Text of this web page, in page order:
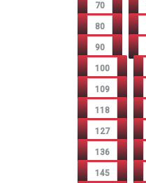
70
80
90
100
109
118
127
136
145